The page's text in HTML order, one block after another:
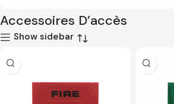
Accessoires D’accès
Show sidebar